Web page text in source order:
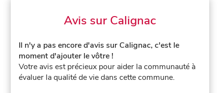
Avis sur Calignac
Il n'y a pas encore d'avis sur Calignac, c'est le
moment d'ajouter le vôtre !
Votre avis est précieux pour aider la communauté à
évaluer la qualité de vie dans cette commune.